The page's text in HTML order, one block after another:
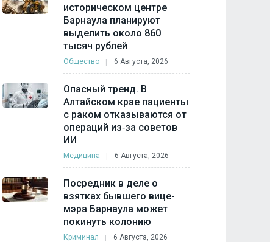
историческом центре
Барнаула планируют
выделить около 860
тысяч рублей
Общество 6 Августа, 2026
Опасный тренд. В
Алтайском крае пациенты
с раком отказываются от
операций из‑за советов
ИИ
Медицина 6 Августа, 2026
Посредник в деле о
взятках бывшего вице-
мэра Барнаула может
покинуть колонию
Криминал 6 Августа, 2026